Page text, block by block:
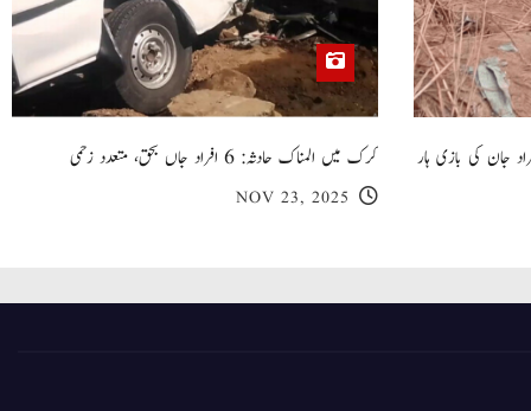
گھر کی چھت گرنے کا سانحہ: 5 افراد جان کی بازی ہار
کرک میں المناک حادثہ: 6 افراد جاں بحق، متعدد زخمی
NOV 23, 2025